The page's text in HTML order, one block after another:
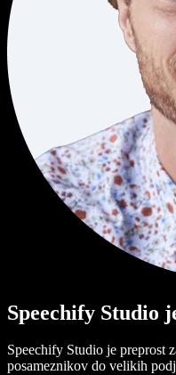
Speechify Studio
Speechify Studio je preprost
posameznikov do velikih